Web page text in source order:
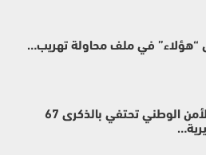
“هؤلاء” في ملف محاولة تهريب…
أصيلة..أسرة الأمن الوطني تحتفي بالذكرى 67